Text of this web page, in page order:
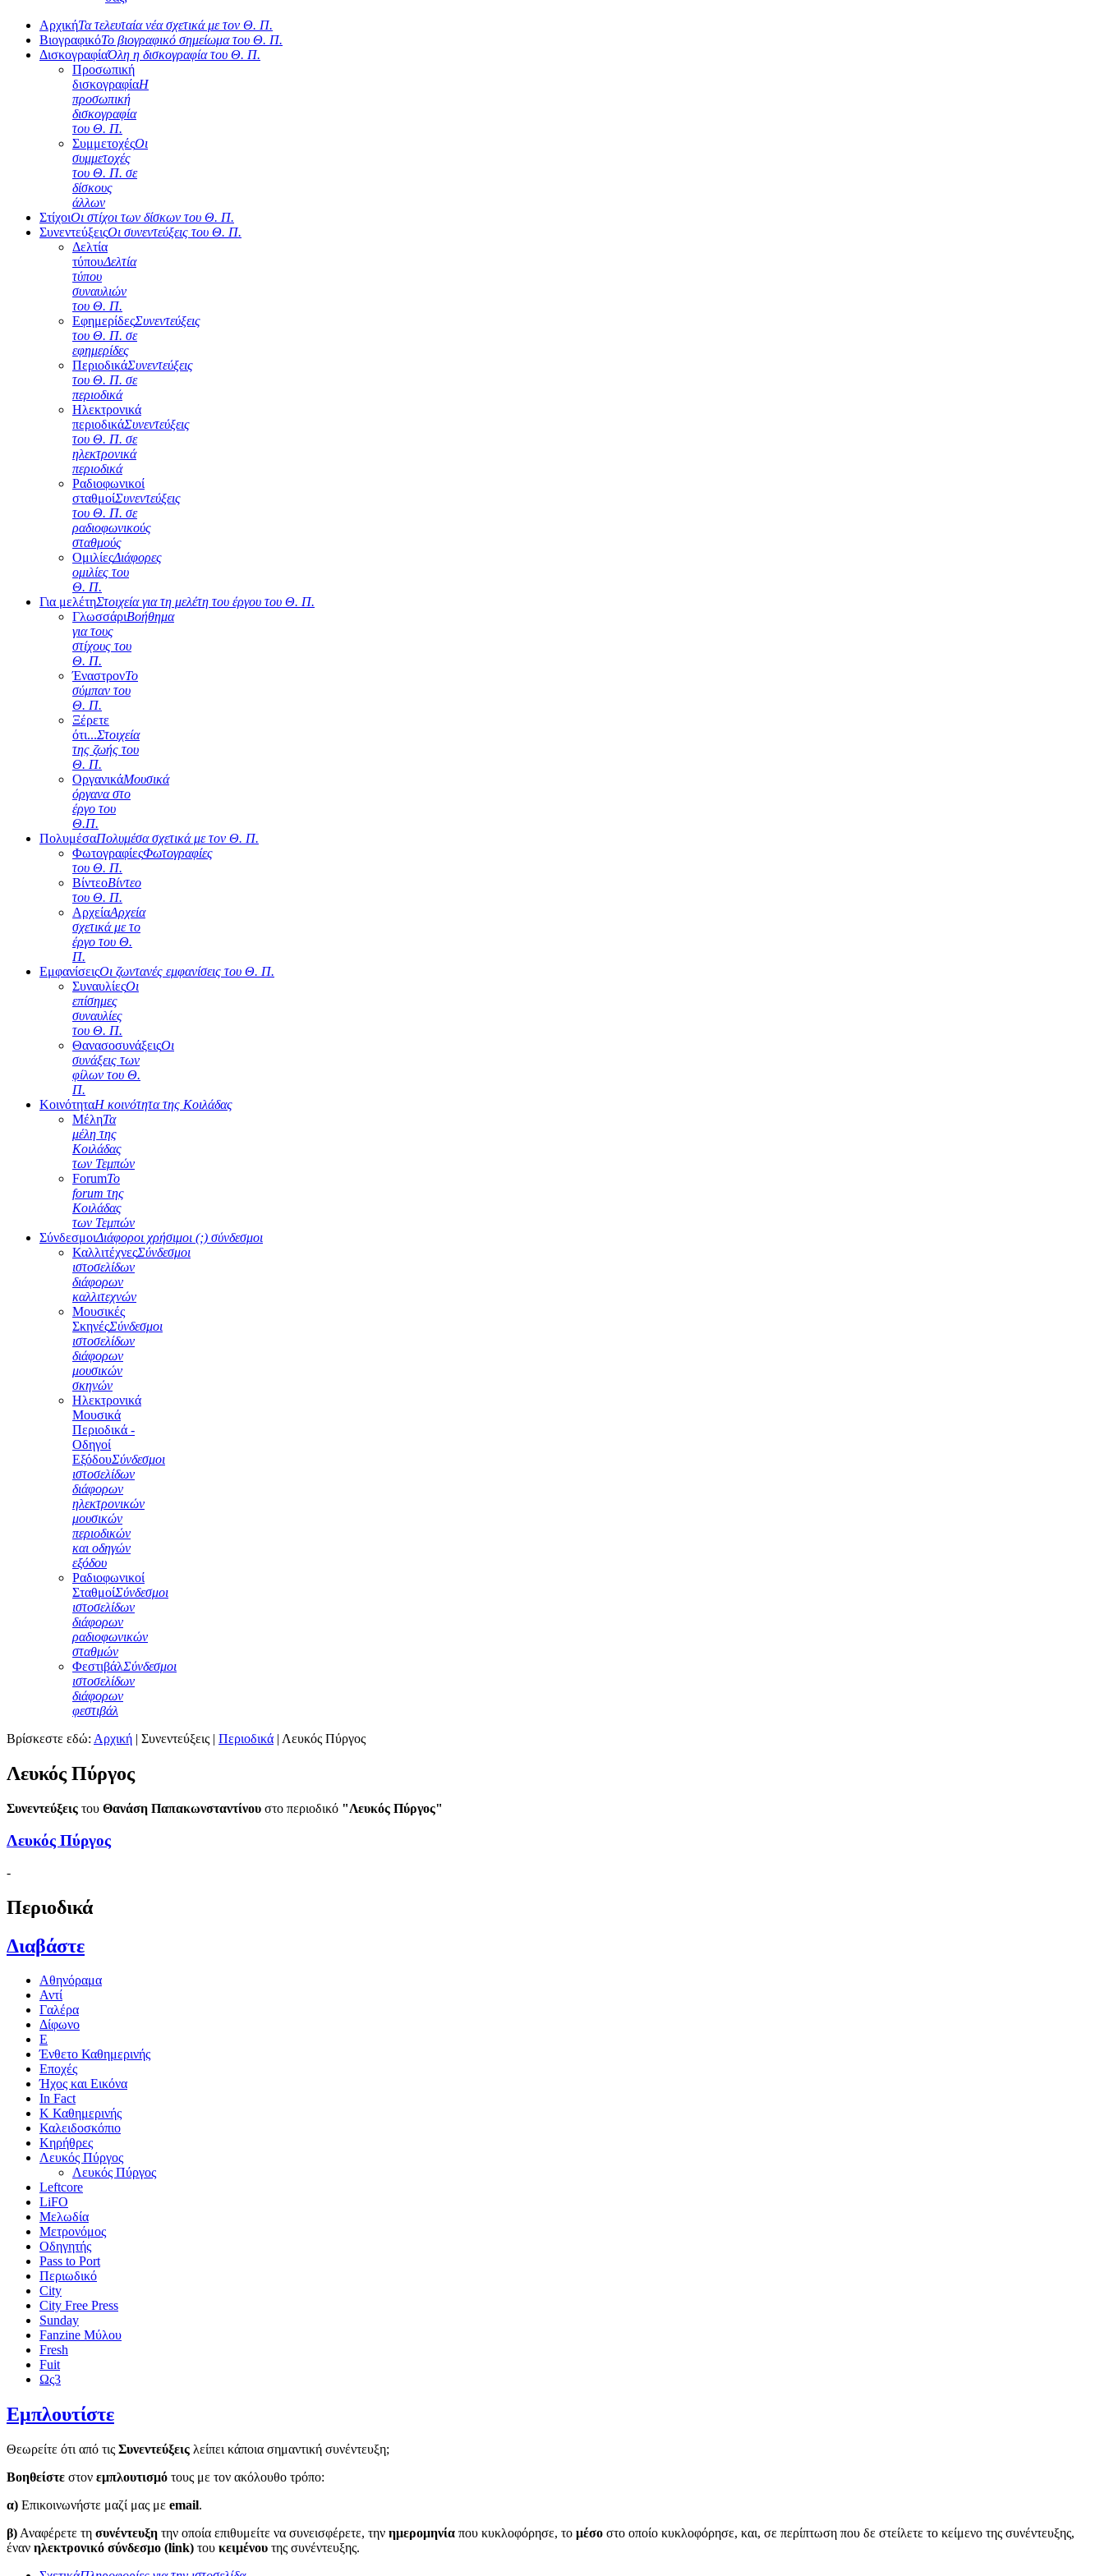
ΑρχικήΤα τελευταία νέα σχετικά με τον Θ. Π.
ΒιογραφικόΤο βιογραφικό σημείωμα του Θ. Π.
ΔισκογραφίαΌλη η δισκογραφία του Θ. Π.
Προσωπική
δισκογραφίαΗ
προσωπική
δισκογραφία
του Θ. Π.
ΣυμμετοχέςΟι
συμμετοχές
του Θ. Π. σε
δίσκους
άλλων
ΣτίχοιΟι στίχοι των δίσκων του Θ. Π.
ΣυνεντεύξειςΟι συνεντεύξεις του Θ. Π.
Δελτία
τύπουΔελτία
τύπου
συναυλιών
του Θ. Π.
ΕφημερίδεςΣυνεντεύξεις
του Θ. Π. σε
εφημερίδες
ΠεριοδικάΣυνεντεύξεις
του Θ. Π. σε
περιοδικά
Ηλεκτρονικά
περιοδικάΣυνεντεύξεις
του Θ. Π. σε
ηλεκτρονικά
περιοδικά
Ραδιοφωνικοί
σταθμοίΣυνεντεύξεις
του Θ. Π. σε
ραδιοφωνικούς
σταθμούς
ΟμιλίεςΔιάφορες
ομιλίες του
Θ. Π.
Για μελέτηΣτοιχεία για τη μελέτη του έργου του Θ. Π.
ΓλωσσάριΒοήθημα
για τους
στίχους του
Θ. Π.
ΈναστρονΤο
σύμπαν του
Θ. Π.
Ξέρετε
ότι...Στοιχεία
της ζωής του
Θ. Π.
ΟργανικάΜουσικά
όργανα στο
έργο του
Θ.Π.
ΠολυμέσαΠολυμέσα σχετικά με τον Θ. Π.
ΦωτογραφίεςΦωτογραφίες
του Θ. Π.
ΒίντεοΒίντεο
του Θ. Π.
ΑρχείαΑρχεία
σχετικά με το
έργο του Θ.
Π.
ΕμφανίσειςΟι ζωντανές εμφανίσεις του Θ. Π.
ΣυναυλίεςΟι
επίσημες
συναυλίες
του Θ. Π.
ΘανασοσυνάξειςΟι
συνάξεις των
φίλων του Θ.
Π.
ΚοινότηταΗ κοινότητα της Κοιλάδας
ΜέληΤα
μέλη της
Κοιλάδας
των Τεμπών
ForumΤο
forum της
Κοιλάδας
των Τεμπών
ΣύνδεσμοιΔιάφοροι χρήσιμοι (;) σύνδεσμοι
ΚαλλιτέχνεςΣύνδεσμοι
ιστοσελίδων
διάφορων
καλλιτεχνών
Μουσικές
ΣκηνέςΣύνδεσμοι
ιστοσελίδων
διάφορων
μουσικών
σκηνών
Ηλεκτρονικά
Μουσικά
Περιοδικά -
Οδηγοί
ΕξόδουΣύνδεσμοι
ιστοσελίδων
διάφορων
ηλεκτρονικών
μουσικών
περιοδικών
και οδηγών
εξόδου
Ραδιοφωνικοί
ΣταθμοίΣύνδεσμοι
ιστοσελίδων
διάφορων
ραδιοφωνικών
σταθμών
ΦεστιβάλΣύνδεσμοι
ιστοσελίδων
διάφορων
φεστιβάλ
Βρίσκεστε εδώ: Αρχική | Συνεντεύξεις | Περιοδικά | Λευκός Πύργος
Λευκός Πύργος
Συνεντεύξεις του Θανάση Παπακωνσταντίνου στο περιοδικό "Λευκός Πύργος"
Λευκός Πύργος
-
Περιοδικά
Διαβάστε
Αθηνόραμα
Αντί
Γαλέρα
Δίφωνο
Ε
Ένθετο Καθημερινής
Εποχές
Ήχος και Εικόνα
In Fact
Κ Καθημερινής
Καλειδοσκόπιο
Κηρήθρες
Λευκός Πύργος
Λευκός Πύργος
Leftcore
LiFO
Μελωδία
Μετρονόμος
Οδηγητής
Pass to Port
Περιωδικό
City
City Free Press
Sunday
Fanzine Μύλου
Fresh
Fuit
Ως3
Εμπλουτίστε
Θεωρείτε ότι από τις Συνεντεύξεις λείπει κάποια σημαντική συνέντευξη;
Βοηθείστε στον εμπλουτισμό τους με τον ακόλουθο τρόπο:
α) Επικοινωνήστε μαζί μας με email.
β) Αναφέρετε τη συνέντευξη την οποία επιθυμείτε να συνεισφέρετε, την ημερομηνία που κυκλοφόρησε, το μέσο στο οποίο κυκλοφόρησε, και, σε περίπτωση που δε στείλετε το κείμενο της συνέντευξης,
έναν ηλεκτρονικό σύνδεσμο (link) του κειμένου της συνέντευξης.